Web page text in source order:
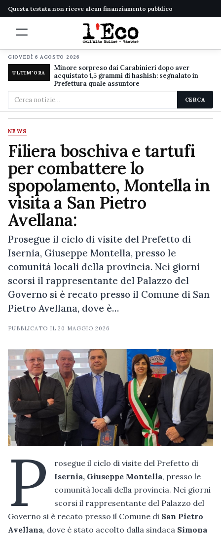
Questa testata non riceve alcun finanziamento pubblico
GIOVEDÌ 6 AGOSTO 2026
ULTIM'ORA
Minore sorpreso dai Carabinieri dopo aver
acquistato 1,5 grammi di hashish: segnalato in
Prefettura quale assuntore
Cerca
nel
sito
CERCA
NEWS
Filiera boschiva e tartufi
per combattere lo
spopolamento, Montella in
visita a San Pietro
Avellana:
Prosegue il ciclo di visite del Prefetto di
Isernia, Giuseppe Montella, presso le
comunità locali della provincia. Nei giorni
scorsi il rappresentante del Palazzo del
Governo si è recato presso il Comune di San
Pietro Avellana, dove è…
PUBBLICATO IL20 MAGGIO 2026
P
rosegue il ciclo di visite del Prefetto di
Isernia, Giuseppe Montella, presso le
comunità locali della provincia. Nei giorni
scorsi il rappresentante del Palazzo del
Governo si è recato presso il Comune di San Pietro
Avellana, dove è stato accolto dalla sindaca Simona